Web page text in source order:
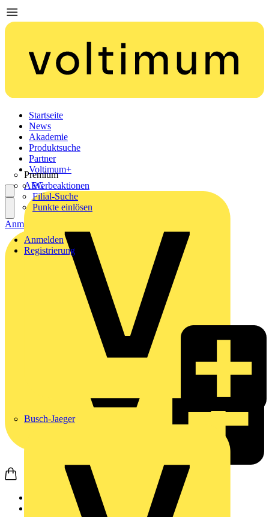
Startseite
News
Akademie
Produktsuche
Partner
Premium
AEG
Busch-Jaeger
Voltimum+
Werbeaktionen
Filial-Suche
Punkte einlösen
Anmelden
Registrierung
Anmelden